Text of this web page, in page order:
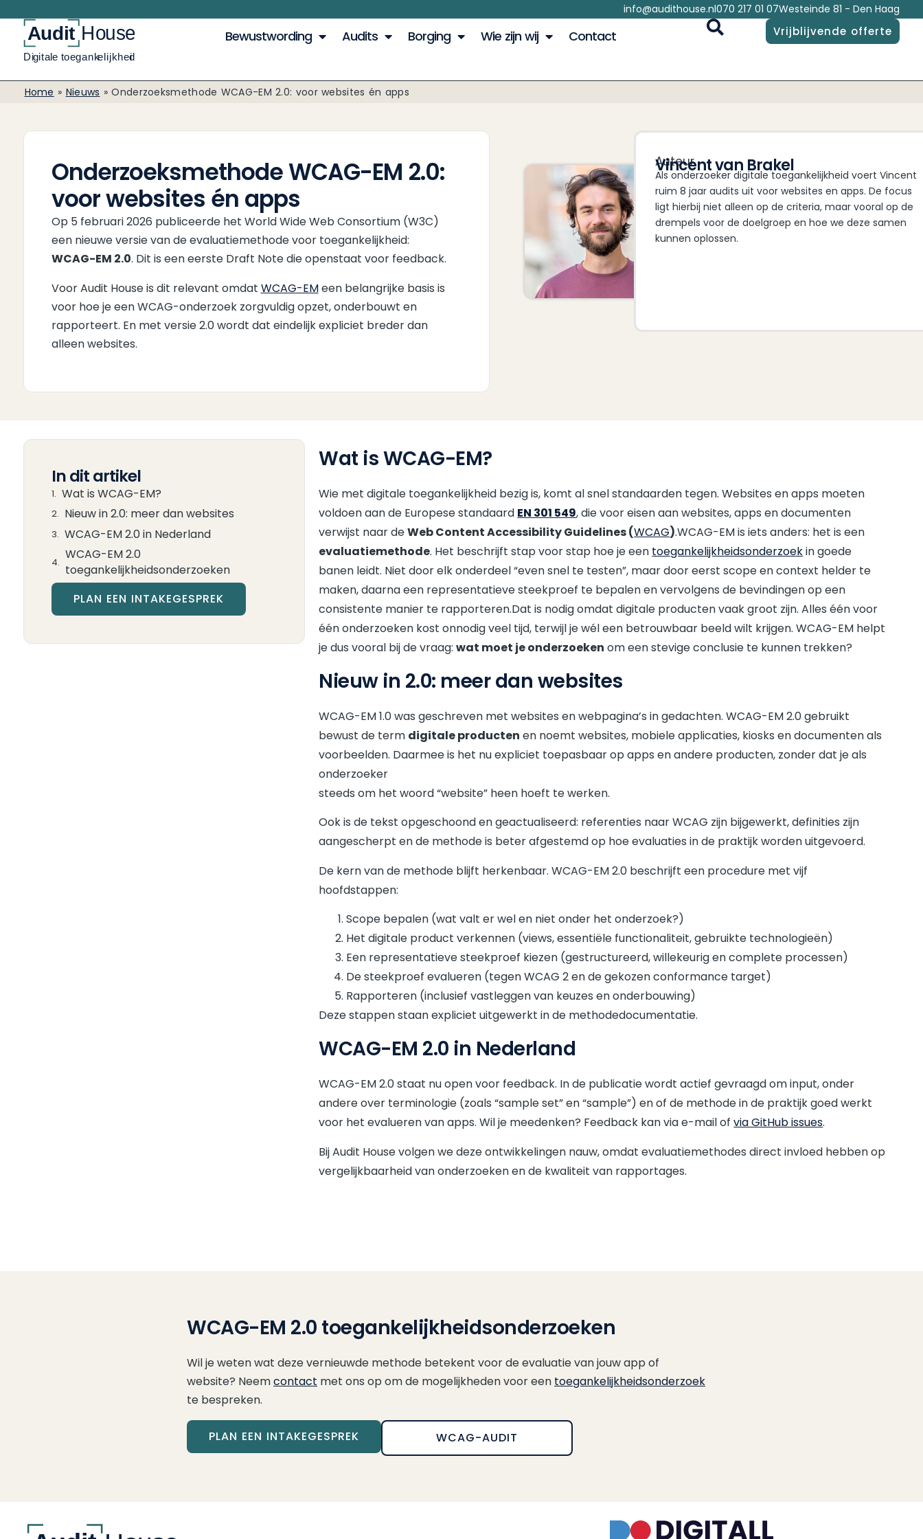
info@audithouse.nl070 217 01 07Westeinde 81 - Den Haag
Bewustwording Audits Borging Wie zijn wij Contact Vrijblijvende offerte
Home » Nieuws »Onderzoeksmethode WCAG-EM 2.0: voor websites én apps
Onderzoeksmethode WCAG-EM 2.0:
voor websites én apps
Op 5 februari 2026 publiceerde het World Wide Web Consortium (W3C)
een nieuwe versie van de evaluatiemethode voor toegankelijkheid:
WCAG-EM 2.0. Dit is een eerste Draft Note die openstaat voor feedback.
Voor Audit House is dit relevant omdat WCAG-EMeen belangrijke basis is
voor hoe je een WCAG-onderzoek zorgvuldig opzet, onderbouwt en
rapporteert. En met versie 2.0 wordt dat eindelijk expliciet breder dan
alleen websites.
Auteur
Vincent van Brakel
Als onderzoeker digitale toegankelijkheid voert Vincent
ruim 8 jaar audits uit voor websites en apps. De focus
ligt hierbij niet alleen op de criteria, maar vooral op de
drempels voor de doelgroep en hoe we deze samen
kunnen oplossen.
In dit artikel
Wat is WCAG-EM?
Nieuw in 2.0: meer dan websites
WCAG-EM 2.0 in Nederland
WCAG-EM 2.0
toegankelijkheidsonderzoeken
PLAN EEN INTAKEGESPREK
Wat is WCAG-EM?
Wie met digitale toegankelijkheid bezig is, komt al snel standaarden tegen. Websites en apps moeten
voldoen aan de Europese standaard EN 301 549, die voor eisen aan websites, apps en documenten
verwijst naar deWeb Content Accessibility Guidelines (WCAG).WCAG-EM is iets anders: het is een
evaluatiemethode. Het beschrijft stap voor stap hoe je een toegankelijkheidsonderzoekin goede
banen leidt. Niet door elk onderdeel “even snel te testen”, maar door eerst scope en context helder te
maken, daarna een representatieve steekproef te bepalen en vervolgens de bevindingen op een
consistente manier te rapporteren.Dat is nodig omdat digitale producten vaak groot zijn. Alles één voor
één onderzoeken kost onnodig veel tijd, terwijl je wél een betrouwbaar beeld wilt krijgen. WCAG-EM helpt
je dus vooral bij de vraag:wat moet je onderzoeken om een stevige conclusie te kunnen trekken?
Nieuw in 2.0: meer dan websites
WCAG-EM 1.0 was geschreven met websites en webpagina’s in gedachten. WCAG-EM 2.0 gebruikt
bewust de term digitale producten en noemt websites, mobiele applicaties, kiosks en documenten als
voorbeelden. Daarmee is het nu expliciet toepasbaar op apps en andere producten, zonder dat je als
onderzoeker
steeds om het woord “website” heen hoeft te werken.
Ook is de tekst opgeschoond en geactualiseerd: referenties naar WCAG zijn bijgewerkt, definities zijn
aangescherpt en de methode is beter afgestemd op hoe evaluaties in de praktijk worden uitgevoerd.
De kern van de methode blijft herkenbaar. WCAG-EM 2.0 beschrijft een procedure met vijf
hoofdstappen:
Scope bepalen (wat valt er wel en niet onder het onderzoek?)
Het digitale product verkennen (views, essentiële functionaliteit, gebruikte technologieën)
Een representatieve steekproef kiezen (gestructureerd, willekeurig en complete processen)
De steekproef evalueren (tegen WCAG 2 en de gekozen conformance target)
Rapporteren (inclusief vastleggen van keuzes en onderbouwing)
Deze stappen staan expliciet uitgewerkt in de methodedocumentatie.
WCAG-EM 2.0 in Nederland
WCAG-EM 2.0 staat nu open voor feedback. In de publicatie wordt actief gevraagd om input, onder
andere over terminologie (zoals “sample set” en “sample”) en of de methode in de praktijk goed werkt
voor het evalueren van apps. Wil je meedenken? Feedback kan via e-mail ofvia GitHub issues.
Bij Audit House volgen we deze ontwikkelingen nauw, omdat evaluatiemethodes direct invloed hebben op
vergelijkbaarheid van onderzoeken en de kwaliteit van rapportages.
WCAG-EM 2.0 toegankelijkheidsonderzoeken
Wil je weten wat deze vernieuwde methode betekent voor de evaluatie van jouw app of
website? Neemcontact met ons op om de mogelijkheden voor een toegankelijkheidsonderzoek
te bespreken.
PLAN EEN INTAKEGESPREK WCAG-AUDIT